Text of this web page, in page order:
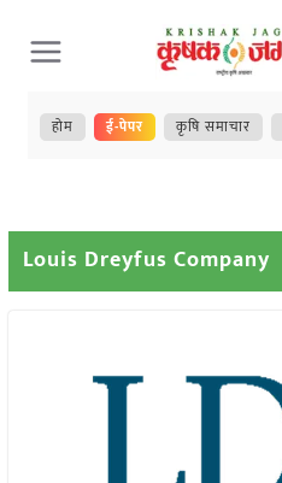
Skip
to
content
होम ई-पेपर कृषि समाचार
Louis Dreyfus Company